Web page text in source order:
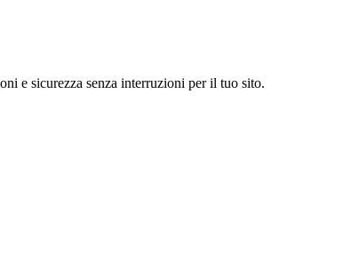
e sicurezza senza interruzioni per il tuo sito.